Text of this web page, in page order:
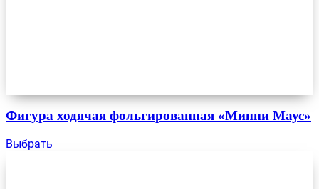
Фигура ходячая фольгированная «Минни Маус»
Выбрать